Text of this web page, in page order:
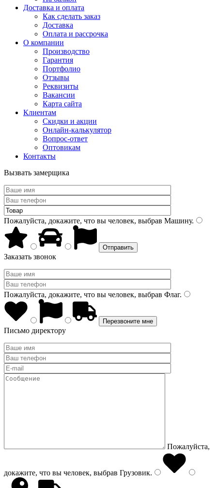
Доставка и оплата
Как сделать заказ
Доставка
Оплата и рассрочка
О компании
Производство
Гарантия
Портфолио
Отзывы
Реквизиты
Вакансии
Карта сайта
Клиентам
Скидки и акции
Онлайн-калькулятор
Вопрос-ответ
Оптовикам
Контакты
Вызвать замерщика
Пожалуйста, докажите, что вы человек, выбрав Машину.
Заказать звонок
Пожалуйста, докажите, что вы человек, выбрав Флаг.
Письмо директору
Пожалуйста,
докажите, что вы человек, выбрав Грузовик.